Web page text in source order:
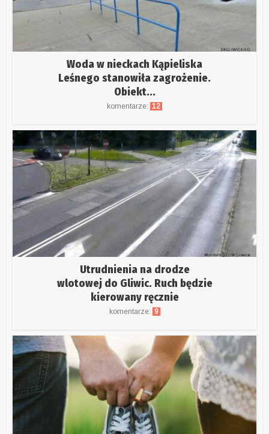
Woda w nieckach Kąpieliska
Leśnego stanowiła zagrożenie.
Obiekt...
komentarze: 12
Utrudnienia na drodze
wlotowej do Gliwic. Ruch będzie
kierowany ręcznie
komentarze: 9